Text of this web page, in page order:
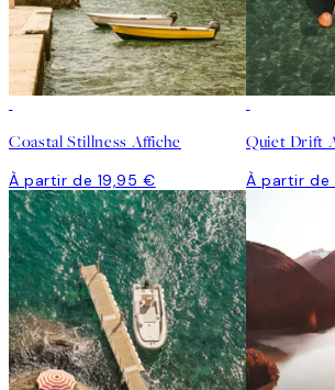
Coastal Stillness Affiche
À partir de 19,95 €
Quiet Drift
À partir de